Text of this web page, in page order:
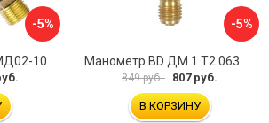
-5% -5%
849 руб. 807 руб.
В КОРЗИНУ